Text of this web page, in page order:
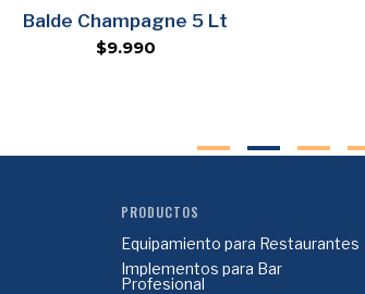
Agregar
Balde Champagne 5 Lt
$9.990
PRODUCTOS
Equipamiento para Restaurantes
Implementos para Bar
Profesional